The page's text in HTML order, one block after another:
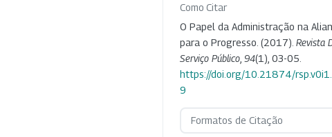
Como Citar
O Papel da Administração na
para o Progresso. (2017). Revista
Serviço Público 94(1), 03-05.
https://doi.org/10.21874/
9
Formatos de Citação